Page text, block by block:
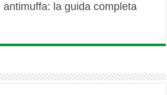
la guida completa